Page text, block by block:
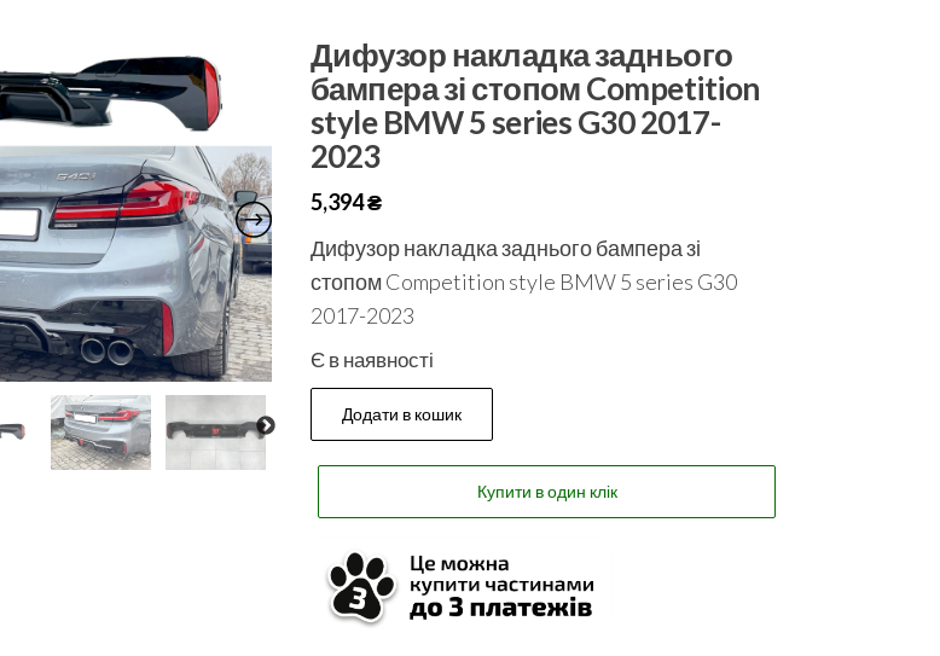
Дифузор накладка заднього
бампера зі стопом Competition
style BMW 5 series G30 2017-
2023
5,394₴
Дифузор накладка заднього бампера зі
стопом Competition style BMW 5 series G30
2017-2023
Є в наявності
Додати в кошик
Купити в один клік